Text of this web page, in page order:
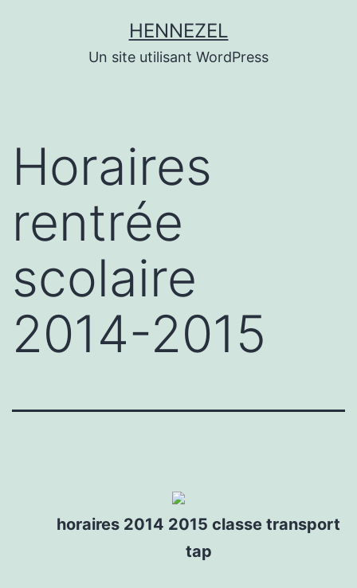
HENNEZEL
Un site utilisant WordPress
Horaires
rentrée
scolaire
2014-2015
horaires 2014 2015 classe transport
tap